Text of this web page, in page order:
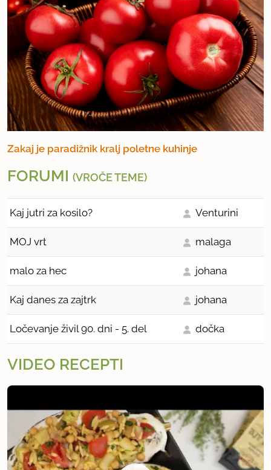
Zakaj je paradižnik kralj poletne kuhinje
FORUMI (VROČE TEME)
Kaj jutri za kosilo? Venturini
MOJ vrt malaga
malo za hec johana
Kaj danes za zajtrk johana
Ločevanje živil 90. dni - 5. del dočka
VIDEO RECEPTI